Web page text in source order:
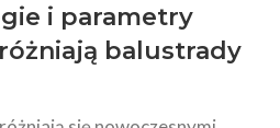
i parametry
balustrady